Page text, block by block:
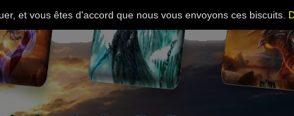
et vous êtes d'accord que nous vous envoyons ces biscuits.